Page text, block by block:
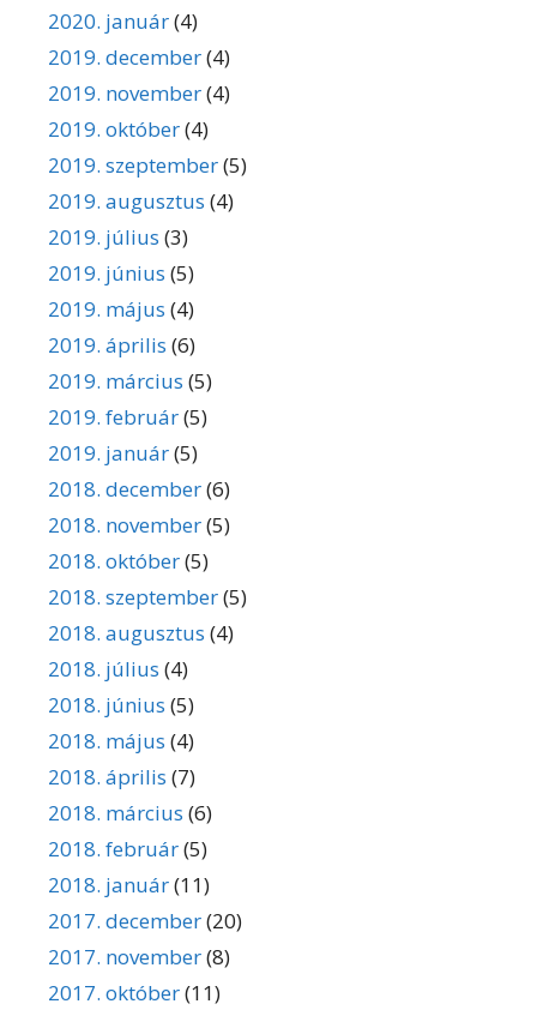
2020. január(4)
2019. december(4)
2019. november(4)
2019. október(4)
2019. szeptember(5)
2019. augusztus (4)
2019. július (3)
2019. június (5)
2019. május (4)
2019. április (6)
2019. március (5)
2019. február(5)
2019. január(5)
2018. december(6)
2018. november(5)
2018. október(5)
2018. szeptember(5)
2018. augusztus (4)
2018. július (4)
2018. június (5)
2018. május (4)
2018. április (7)
2018. március (6)
2018. február(5)
2018. január(11)
2017. december(20)
2017. november(8)
2017. október(11)